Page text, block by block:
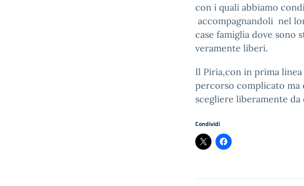
con i quali abbiamo
accompagnandoli nel
case famiglia dove
veramente liberi.
Il Piria,con in prima linea
percorso complicato ma
scegliere liberamente da
Condividi